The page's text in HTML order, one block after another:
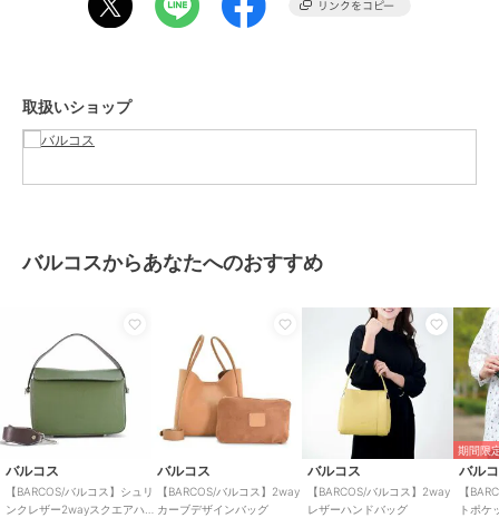
商品カテゴリ バッグ ／ショルダーバッグ・メ
ッセンジャーバッグ
メンズ
牛革
商品のお取り扱い方法
原産国
取扱いショップ
バルコスからあなたへのおすすめ
バルコス
【BARCOS/バルコス】シュリ
ンクレザー2wayスクエアハン
バルコス
【BARCOS/バルコス】2way
カーブデザインバッグ
バルコス
【BARCOS/バルコス】2way
レザーハンドバッグ
期間限
バル
【
トポケ